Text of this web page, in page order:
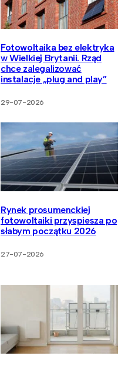
Fotowoltaika bez elektryka
w Wielkiej Brytanii. Rząd
chce zalegalizować
instalacje „plug and play”
29-07-2026
Rynek prosumenckiej
fotowoltaiki przyspiesza po
słabym początku 2026
27-07-2026